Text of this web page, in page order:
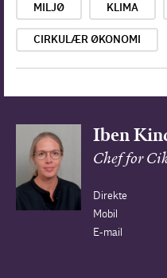
MILJØ KLIMA
CIRKULÆR ØKONOMI
Iben
Chef for
Direkte
Mobil
E-mail